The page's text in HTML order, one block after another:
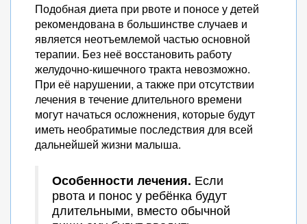
Подобная диета при рвоте и поносе у детей
рекомендована в большинстве случаев и
является неотъемлемой частью основной
терапии. Без неё восстановить работу
желудочно-кишечного тракта невозможно.
При её нарушении, а также при отсутствии
лечения в течение длительного времени
могут начаться осложнения, которые будут
иметь необратимые последствия для всей
дальнейшей жизни малыша.
Особенности лечения. Если
рвота и понос у ребёнка будут
длительными, вместо обычной